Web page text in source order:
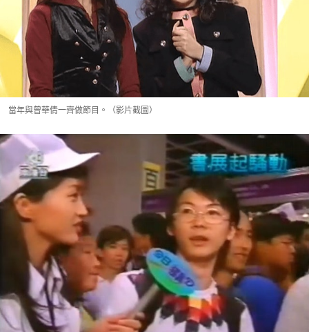
當年與曾華倩一齊做節目。（影片截圖）